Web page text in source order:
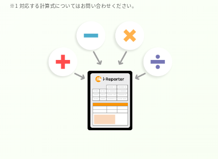
※1 対応する計算式についてはお問い合わせください。